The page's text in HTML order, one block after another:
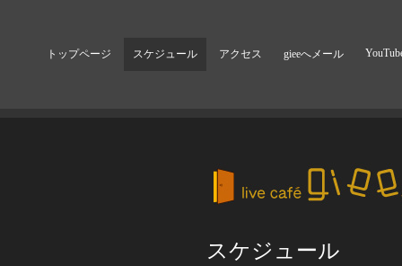
トップページ スケジュール アクセス gieeへメール
スケジュール